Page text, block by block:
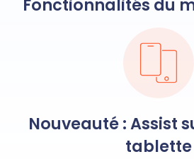
Fonctionnalités du
Nouveauté : Assist
tablette